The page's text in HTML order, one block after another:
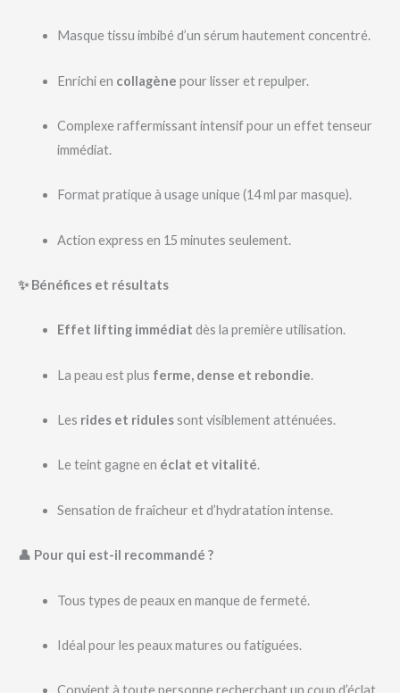
Masque tissu imbibé d’un sérum hautement concentré.
Enrichi en collagène pour lisser et repulper.
Complexe raffermissant intensif pour un effet tenseur
immédiat.
Format pratique à usage unique (14 ml par masque).
Action express en 15 minutes seulement.
✨ Bénéfices et résultats
Effet lifting immédiat dès la première utilisation.
La peau est plus ferme, dense et rebondie.
Les rides et ridulessont visiblement atténuées.
Le teint gagne en éclat et vitalité.
Sensation de fraîcheur et d’hydratation intense.
👤 Pour qui est-il recommandé ?
Tous types de peaux en manque de fermeté.
Idéal pour les peaux matures ou fatiguées.